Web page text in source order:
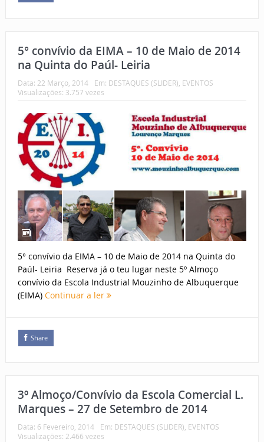
5° convívio da EIMA – 10 de Maio de 2014
na Quinta do Paúl- Leiria
Data: 22 Março, 2014 Em: DESTAQUES (SLIDER) EVENTOS
Visualizações: 3.757 vezes
5° convívio da EIMA – 10 de Maio de 2014 na Quinta do
Paúl- Leiria Reserva já o teu lugar neste 5º Almoço
convívio da Escola Industrial Mouzinho de Albuquerque
(EIMA) Continuar a ler
Share
3º Almoço/Convívio da Escola Comercial L.
Marques – 27 de Setembro de 2014
Data: 6 Fevereiro, 2014 Em: DESTAQUES (SLIDER) EVENTOS
Visualizações: 2.466 vezes